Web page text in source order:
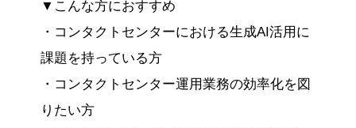
▼こんな方におすすめ
・コンタクトセンターにおける生成AI活用に
課題を持っている方
・コンタクトセンター運用業務の効率化を図
りたい方